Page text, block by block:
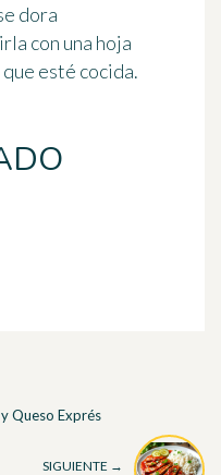
dora
con una hoja
esté cocida.
Queso Exprés
SIGUIENTE →